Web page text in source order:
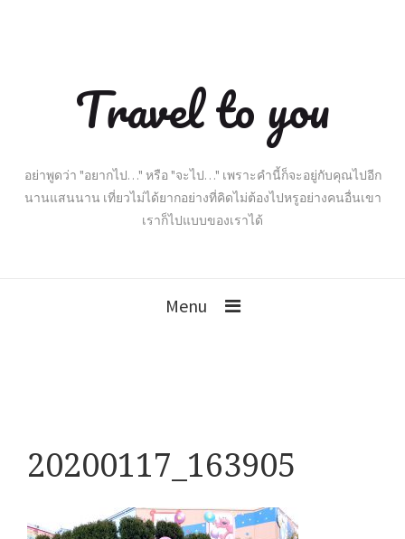
Travel to you
อย่าพูดว่า "อยากไป…" หรือ "จะไป…" เพราะคำนี้ก็จะอยู่กับคุณไปอีก
นานแสนนาน เที่ยวไม่ได้ยากอย่างที่คิดไม่ต้องไปหรูอย่างคนอื่นเขา
เราก็ไปแบบของเราได้
Menu
20200117_163905